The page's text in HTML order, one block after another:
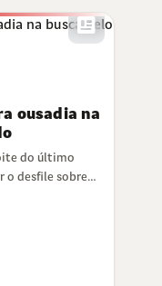
newsmode
ousadia na
do último
o desfile sobre